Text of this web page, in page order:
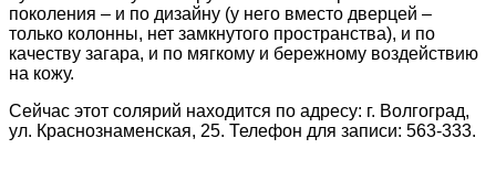
поколения – и по дизайну (у него вместо дверцей –
только колонны, нет замкнутого пространства), и по
качеству загара, и по мягкому и бережному воздействию
на кожу.
Сейчас этот солярий находится по адресу: г. Волгоград,
ул. Краснознаменская, 25. Телефон для записи: 563-333.